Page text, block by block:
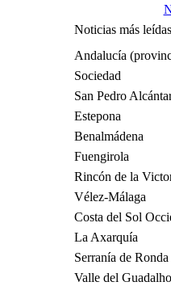
Noticias más leídas
Andalucía
Sociedad
San Pedro
Estepona
Benalmádena
Fuengirola
Rincón de la
Vélez-Málaga
Costa del Sol
La Axarquía
Serranía de Ronda
Valle del